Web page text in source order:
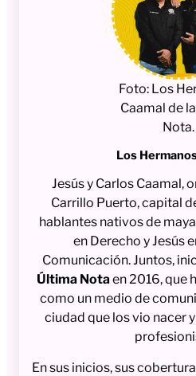
Foto: Los
Caamal de
Nota.
Los
Jesús y Carlos Caamal,
Carrillo Puerto, capital
hablantes nativos de
en Derecho y Jesús
Comunicación. Juntos,
Última Notaen 2016, que
como un medio de
ciudad que los vio nacer
En sus inicios, sus